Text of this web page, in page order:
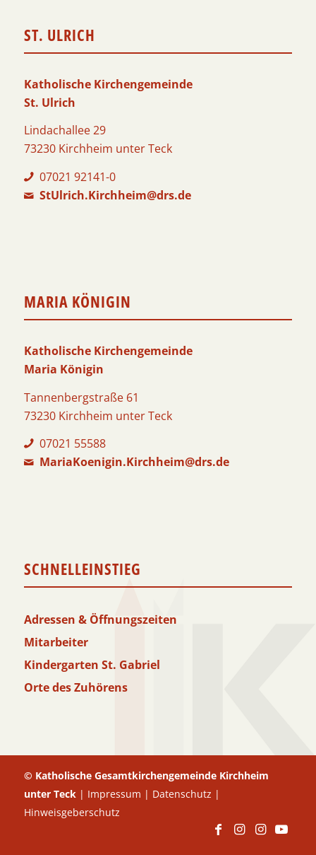
ST. ULRICH
Katholische Kirchengemeinde
St. Ulrich
Lindachallee 29
73230 Kirchheim unter Teck
07021 92141-0
StUlrich.Kirchheim@drs.de
MARIA KÖNIGIN
Katholische Kirchengemeinde
Maria Königin
Tannenbergstraße 61
73230 Kirchheim unter Teck
07021 55588
MariaKoenigin.Kirchheim@drs.de
SCHNELLEINSTIEG
Adressen & Öffnungszeiten
Mitarbeiter
Kindergarten St. Gabriel
Orte des Zuhörens
© Katholische Gesamtkirchengemeinde Kirchheim
unter Teck | Impressum | Datenschutz |
Hinweisgeberschutz